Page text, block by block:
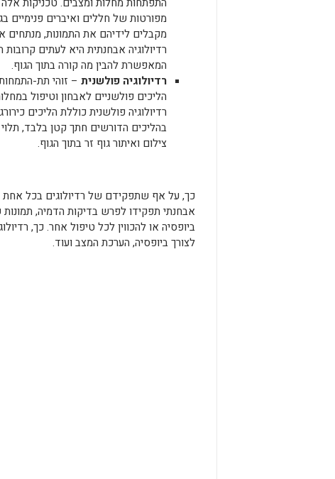
מפורטות של חללים ואיברים פנימיים
מקבלים לידיהם את התמונות, מנתחים
רדיולוגיה אבחנתית היא לעתים
המאפשרת להבין מה קורה בתוך הגוף.
רדיולוגיה פולשנית – זוהי תת-
הליכים פולשניים לאבחון וטיפול
רדיולוגיה פולשנית כוללת הליכים
בהליכים הדורשים חתך קטן בלבד, תלוי
צילום ואיתור גוף זר בתוך הגוף.
כך, על אף שתפקידם של רדיולוגים בכל אחת
אבחנתי תפקידו לפרש בדיקות הדמיה,
ביופסיה או להכווין לכל טיפול אחר. כך,
לצורך ביופסיה, הערכת המצב ועוד.